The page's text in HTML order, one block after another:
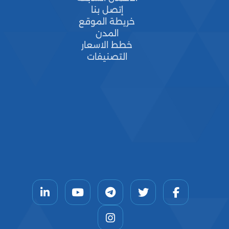
إتصل بنا
خريطة الموقع
المدن
خطط الاسعار
التصنيفات